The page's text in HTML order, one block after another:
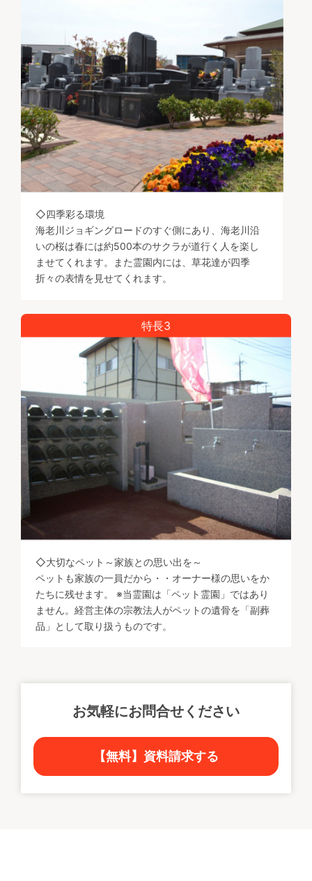
◇四季彩る環境
海老川ジョギングロードのすぐ側にあり、海老川沿
いの桜は春には約500本のサクラが道行く人を楽し
ませてくれます。また霊園内には、草花達が四季
折々の表情を見せてくれます。
特長3
◇大切なペット～家族との思い出を～
ペットも家族の一員だから・・オーナー様の思いをか
たちに残せます。 ※当霊園は「ペット霊園」ではあり
ません。経営主体の宗教法人がペットの遺骨を「副葬
品」として取り扱うものです。
お気軽にお問合せください
【無料】資料請求する